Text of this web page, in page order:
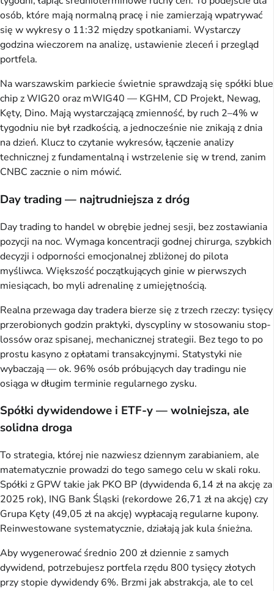
osób, które mają normalną pracę i nie zamierzają wpatrywać
się w wykresy o 11:32 między spotkaniami. Wystarczy
godzina wieczorem na analizę, ustawienie zleceń i przegląd
portfela.
Na warszawskim parkiecie świetnie sprawdzają się spółki blue
chip z WIG20 oraz mWIG40 — KGHM, CD Projekt, Newag,
Kęty, Dino. Mają wystarczającą zmienność, by ruch 2–4% w
tygodniu nie był rzadkością, a jednocześnie nie znikają z dnia
na dzień. Klucz to czytanie wykresów, łączenie analizy
technicznej z fundamentalną i wstrzelenie się w trend, zanim
CNBC zacznie o nim mówić.
Day trading — najtrudniejsza z dróg
Day trading to handel w obrębie jednej sesji, bez zostawiania
pozycji na noc. Wymaga koncentracji godnej chirurga, szybkich
decyzji i odporności emocjonalnej zbliżonej do pilota
myśliwca. Większość początkujących ginie w pierwszych
miesiącach, bo myli adrenalinę z umiejętnością.
Realna przewaga day tradera bierze się z trzech rzeczy: tysięcy
przerobionych godzin praktyki, dyscypliny w stosowaniu stop-
lossów oraz spisanej, mechanicznej strategii. Bez tego to po
prostu kasyno z opłatami transakcyjnymi. Statystyki nie
wybaczają — ok. 96% osób próbujących day tradingu nie
osiąga w długim terminie regularnego zysku.
Spółki dywidendowe i ETF-y — wolniejsza, ale
solidna droga
To strategia, której nie nazwiesz dziennym zarabianiem, ale
matematycznie prowadzi do tego samego celu w skali roku.
Spółki z GPW takie jak PKO BP (dywidenda 6,14 zł na akcję za
2025 rok), ING Bank Śląski (rekordowe 26,71 zł na akcję) czy
Grupa Kęty (49,05 zł na akcję) wypłacają regularne kupony.
Reinwestowane systematycznie, działają jak kula śnieżna.
Aby wygenerować średnio 200 zł dziennie z samych
dywidend, potrzebujesz portfela rzędu 800 tysięcy złotych
przy stopie dywidendy 6%. Brzmi jak abstrakcja, ale to cel